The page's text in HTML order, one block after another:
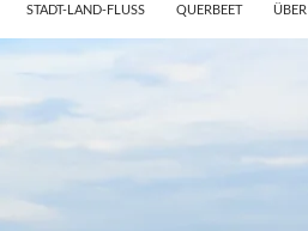
STADT-LAND-FLUSS QUERBEET ÜBER